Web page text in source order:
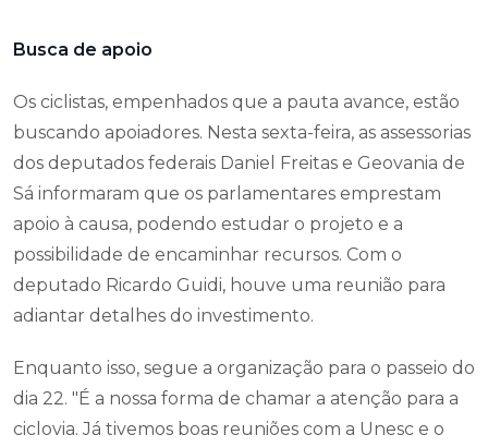
Busca de apoio
Os ciclistas, empenhados que a pauta avance, estão
buscando apoiadores. Nesta sexta-feira, as assessorias
dos deputados federais Daniel Freitas e Geovania de
Sá informaram que os parlamentares emprestam
apoio à causa, podendo estudar o projeto e a
possibilidade de encaminhar recursos. Com o
deputado Ricardo Guidi, houve uma reunião para
adiantar detalhes do investimento.
Enquanto isso, segue a organização para o passeio do
dia 22. "É a nossa forma de chamar a atenção para a
ciclovia. Já tivemos boas reuniões com a Unesc e o